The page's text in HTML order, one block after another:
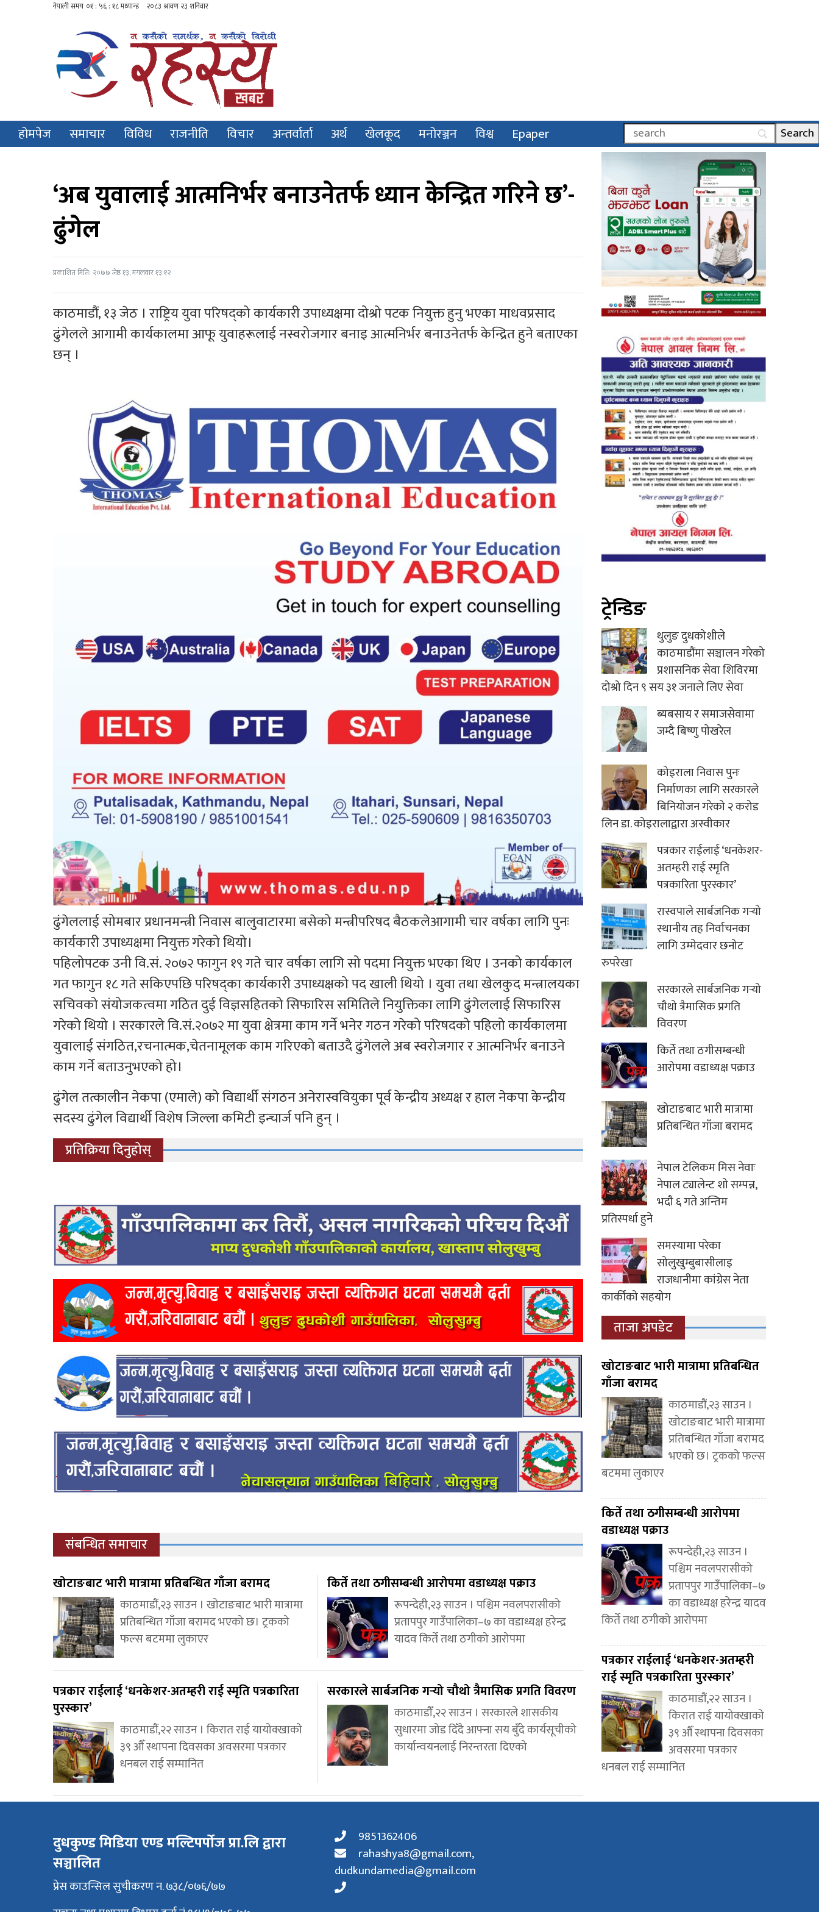
होमपेज समाचार विविध राजनीति विचार अन्तर्वार्ता अर्थ खेलकूद मनोरञ्जन विश्व Epaper
‘अब युवालाई आत्मनिर्भर बनाउनेतर्फ ध्यान केन्द्रित गरिने छ’-
ढुंगेल
प्रकाशित मिति: २०७७ जेष्ठ १३, मंगलवार १३:१२
काठमाडौं, १३ जेठ । राष्ट्रिय युवा परिषद्को कार्यकारी उपाध्यक्षमा दोश्रो पटक नियुक्त हुनु भएका माधवप्रसाद
ढुंगेलले आगामी कार्यकालमा आफू युवाहरूलाई नस्वरोजगार बनाइ आत्मनिर्भर बनाउनेतर्फ केन्द्रित हुने बताएका
छन् ।
ढुंगेललाई सोमबार प्रधानमन्त्री निवास बालुवाटारमा बसेको मन्त्रीपरिषद बैठकलेआगामी चार वर्षका लागि पुनः
कार्यकारी उपाध्यक्षमा नियुक्त गरेको थियो।
पहिलोपटक उनी वि.सं. २०७२ फागुन १९ गते चार वर्षका लागि सो पदमा नियुक्त भएका थिए । उनको कार्यकाल
गत फागुन १८ गते सकिएपछि परिषद्का कार्यकारी उपाध्यक्षको पद खाली थियो । युवा तथा खेलकुद मन्त्रालयका
सचिवको संयोजकत्वमा गठित दुई विज्ञसहितको सिफारिस समितिले नियुक्तिका लागि ढुंगेललाई सिफारिस
गरेको थियो । सरकारले वि.सं.२०७२ मा युवा क्षेत्रमा काम गर्ने भनेर गठन गरेको परिषदको पहिलो कार्यकालमा
युवालाई संगठित,रचनात्मक,चेतनामूलक काम गरिएको बताउदै ढुंगेलले अब स्वरोजगार र आत्मनिर्भर बनाउने
काम गर्ने बताउनुभएको हो।
ढुंगेल तत्कालीन नेकपा (एमाले) को विद्यार्थी संगठन अनेरास्ववियुका पूर्व केन्द्रीय अध्यक्ष र हाल नेकपा केन्द्रीय
सदस्य ढुंगेल विद्यार्थी विशेष जिल्ला कमिटी इन्चार्ज पनि हुन् ।
प्रतिक्रिया दिनुहोस्
संबन्धित समाचार
खोटाङबाट भारी मात्रामा प्रतिबन्धित गाँजा बरामद
काठमाडौं,२३ साउन । खोटाङबाट भारी मात्रामा
प्रतिबन्धित गाँजा बरामद भएको छ। ट्रकको
फल्स बटममा लुकाएर
किर्ते तथा ठगीसम्बन्धी आरोपमा वडाध्यक्ष पक्राउ
रूपन्देही,२३ साउन । पश्चिम नवलपरासीको
प्रतापपुर गाउँपालिका–७ का वडाध्यक्ष हरेन्द्र
यादव किर्ते तथा ठगीको आरोपमा
पत्रकार राईलाई ‘धनकेशर-अतम्हरी राई स्मृति पत्रकारिता
पुरस्कार’
काठमाडौं,२२ साउन । किरात राई यायोक्खाको
३९ औँ स्थापना दिवसका अवसरमा पत्रकार
धनबल राई सम्मानित
सरकारले सार्बजनिक गर्‍यो चौथो त्रैमासिक प्रगति विवरण
काठमाडौँ,२२ साउन । सरकारले शासकीय
सुधारमा जोड दिँदै आफ्ना सय बुँदे कार्यसूचीको
कार्यान्वयनलाई निरन्तरता दिएको
ट्रेन्डिङ
थुलुङ दुधकोशीले
काठमाडौंमा सञ्चालन गरेको
प्रशासनिक सेवा शिविरमा
दोश्रो दिन ९ सय ३१ जनाले लिए सेवा
ब्यबसाय र समाजसेवामा
जम्दै बिष्णु पाेखरेल
कोइराला निवास पुनः
निर्माणका लागि सरकारले
बिनियोजन गरेको २ करोड
लिन डा. कोइरालाद्वारा अस्वीकार
पत्रकार राईलाई ‘धनकेशर-
अतम्हरी राई स्मृति
पत्रकारिता पुरस्कार’
रास्वपाले सार्बजनिक गर्‍यो
स्थानीय तह निर्वाचनका
लागि उम्मेदवार छनोट
रुपरेखा
सरकारले सार्बजनिक गर्‍यो
चौथो त्रैमासिक प्रगति
विवरण
किर्ते तथा ठगीसम्बन्धी
आरोपमा वडाध्यक्ष पक्राउ
खोटाङबाट भारी मात्रामा
प्रतिबन्धित गाँजा बरामद
नेपाल टेलिकम मिस नेवाः
नेपाल ट्यालेन्ट शो सम्पन्न,
भदौ ६ गते अन्तिम
प्रतिस्पर्धा हुने
समस्यामा परेका
सोलुखुम्बुबासीलाइ
राजधानीमा कांग्रेस नेता
कार्कीको सहयोग
ताजा अपडेट
खोटाङबाट भारी मात्रामा प्रतिबन्धित
गाँजा बरामद
काठमाडौं,२३ साउन ।
खोटाङबाट भारी मात्रामा
प्रतिबन्धित गाँजा बरामद
भएको छ। ट्रकको फल्स
बटममा लुकाएर
किर्ते तथा ठगीसम्बन्धी आरोपमा
वडाध्यक्ष पक्राउ
रूपन्देही,२३ साउन ।
पश्चिम नवलपरासीको
प्रतापपुर गाउँपालिका–७
का वडाध्यक्ष हरेन्द्र यादव
किर्ते तथा ठगीको आरोपमा
पत्रकार राईलाई ‘धनकेशर-अतम्हरी
राई स्मृति पत्रकारिता पुरस्कार’
काठमाडौं,२२ साउन ।
किरात राई यायोक्खाको
३९ औँ स्थापना दिवसका
अवसरमा पत्रकार
धनबल राई सम्मानित
दुधकुण्ड मिडिया एण्ड मल्टिपर्पोज प्रा.लि द्वारा
सञ्चालित
प्रेस काउन्सिल सुचीकरण न. ७३८/०७६/७७
9851362406
rahashya8@gmail.com,
dudkundamedia@gmail.com